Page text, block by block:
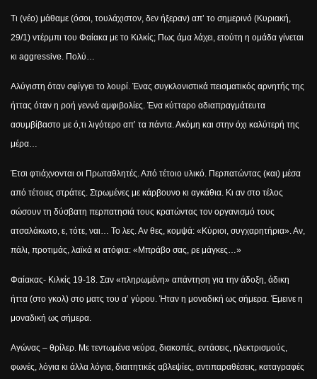
Τι (νέο) μάθαμε (όσοι, τουλάχιστον, δεν ήξεραν) απ’ το σημερινό (Κυριακή,
29/1) ντέρμπι του Φαίακα με το Κιλκίς; Πως άμα λάχει, ετούτη η ομάδα γίνεται
κι aggressive. Πολύ…
Aλύγιστη όταν σφίγγει το λουρί. Ένας συγκλονιστικά πεισματικός αρνητής της
ήττας όταν η ροή γεννά αμφιβολίες. Ένα κύτταρο αδιαπραγμάτευτα
ασυμβίβαστο με ό,τι λιγότερο απ’ τα πάντα. Ακόμη και στην όχι καλύτερή της
μέρα…
Έτσι φτιάχνονται οι Πρωταθλητές. Από τέτοιο υλικό. Περπατώντας (και) μέσα
από τέτοιες στράτες. Στρωμένες με κάρβουνο κι αγκάθια. Κι αν στο τέλος
σώσουν τη δύσβατη περπατησιά τους κρατώντας τον οργανισμό τους
ατσαλάκωτο, ε, τότε, ναι… Το λες. Αν θες, κομψά: «Κύριοι, συγχαρητήρια». Αν,
πάλι, προτιμάς, λαϊκά κι ατόφια: «Μπράβο σας, ρε μάγκες…»
Φαίακας- Κιλκίς 19-18. Σαν «πληρωμένη» απάντηση για την άδοξη, άδικη
ήττα (στο γκολ) στο ματς του α’ γύρου. Ήταν η μοναδική ως σήμερα. Έμεινε η
μοναδική ως σήμερα.
Αγώνας – θρίλερ. Με τεντωμένα νεύρα, διακοπές, εντάσεις, ηλεκτρισμούς,
φωνές, λόγια κι άλλα λόγια, διαιτητικές αβλεψίες, αντιπαραθέσεις, καταγραφές